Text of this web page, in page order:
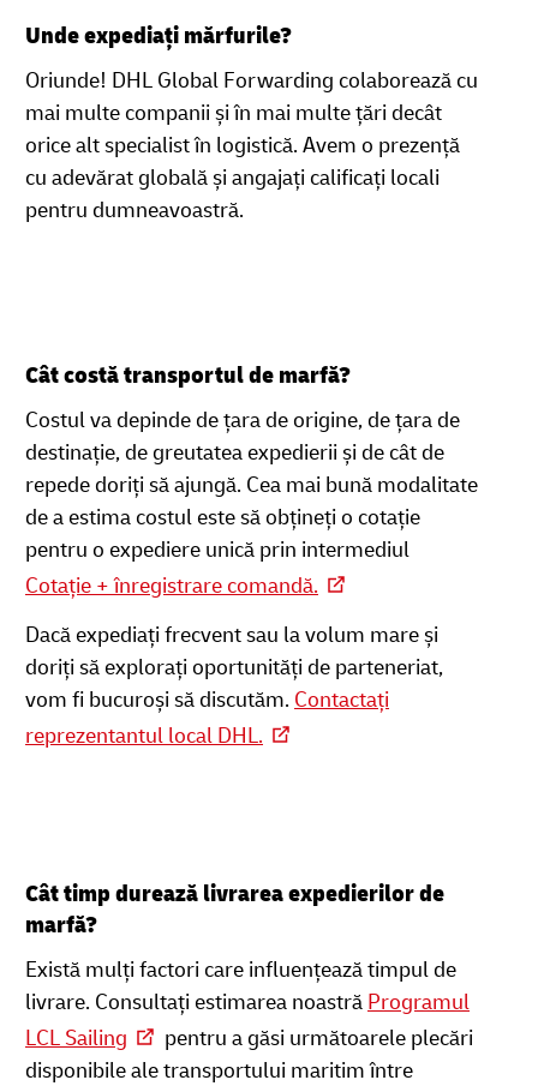
Unde expediați mărfurile?
Oriunde! DHL Global Forwarding colaborează cu
mai multe companii și în mai multe țări decât
orice alt specialist în logistică. Avem o prezență
cu adevărat globală și angajați calificați locali
pentru dumneavoastră.
Cât costă transportul de marfă?
Costul va depinde de țara de origine, de țara de
destinație, de greutatea expedierii și de cât de
repede doriți să ajungă. Cea mai bună modalitate
de a estima costul este să obțineți o cotație
pentru o expediere unică prin intermediul
Cotație + înregistrare comandă.
Dacă expediați frecvent sau la volum mare și
doriți să explorați oportunități de parteneriat,
vom fi bucuroși să discutăm. Contactați
reprezentantul local DHL.
Cât timp durează livrarea expedierilor de
marfă?
Există mulți factori care influențează timpul de
livrare. Consultați estimarea noastră Programul
LCL Sailing
pentru a găsi următoarele plecări
disponibile ale transportului maritim între